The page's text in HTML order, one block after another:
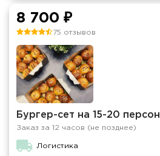
8 700 ₽
75 отзывов
Бургер-сет на 15-20 персон
Заказ за 12 часов (не позднее)
Логистика